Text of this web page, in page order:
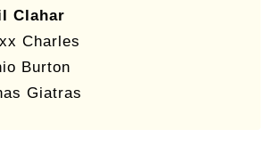
Clahar
Charles
Burton
Giatras